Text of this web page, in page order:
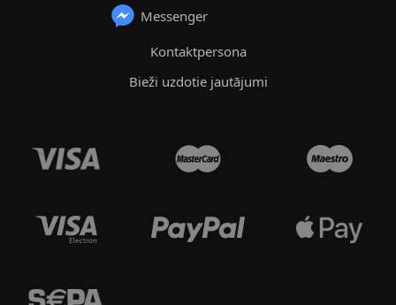
Messenger
Kontaktpersona
Bieži uzdotie jautājumi